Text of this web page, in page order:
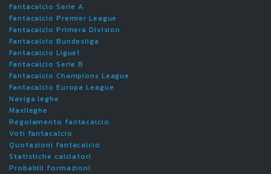
Fantacalcio Serie A
Fantacalcio Premier League
Fantacalcio Primera Division
Fantacalcio Bundesliga
Fantacalcio Ligue1
Fantacalcio Serie B
Fantacalcio Champions League
Fantacalcio Europa League
Naviga leghe
Maxileghe
Regolamento fantacalcio
Voti fantacalcio
Quotazioni fantacalcio
Statistiche calciatori
Probabili formazioni